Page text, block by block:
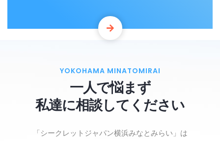
YOKOHAMA MINATOMIRAI
一人で悩まず
私達に相談してください
「シークレットジャパン横浜みなとみらい」は